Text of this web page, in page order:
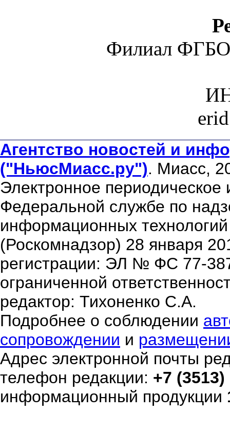
Филиал
Агентство новостей и
("НьюсМиасс.ру"). Миасс,
Электронное периодическое
Федеральной службе по
информационных
(Роскомнадзор) 28 января
регистрации: ЭЛ № ФС 77-
ограниченной
редактор: Тихоненко С.А.
Подробнее о соблюдении
сопровождении и
Адрес электронной почты
телефон редакции: +7
информационный продукции